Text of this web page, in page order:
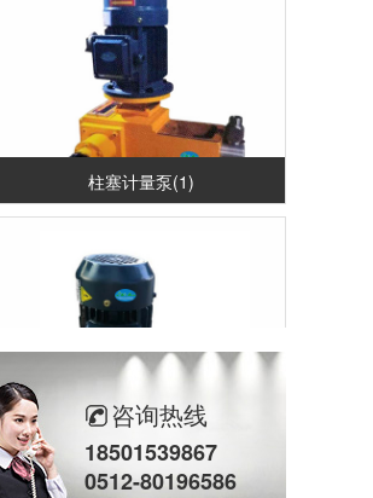
柱塞计量泵(1)
咨询热线
18501539867
0512-80196586